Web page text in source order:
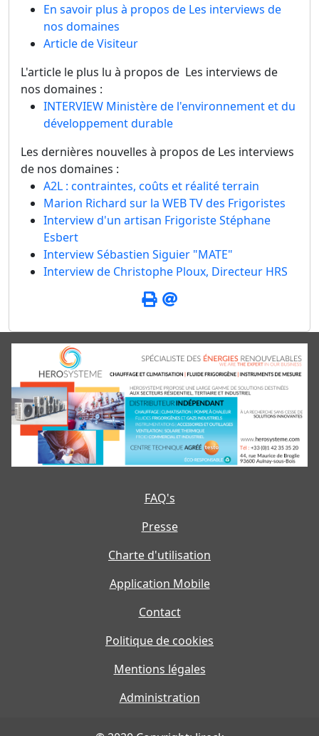
En savoir plus à propos de Les interviews de
nos domaines
Article de Visiteur
L'article le plus lu à propos de Les interviews de
nos domaines :
INTERVIEW Ministère de l'environnement et du
développement durable
Les dernières nouvelles à propos de Les interviews
de nos domaines :
A2L : contraintes, coûts et réalité terrain
Marion Richard sur la WEB TV des Frigoristes
Interview d'un artisan Frigoriste Stéphane
Esbert
Interview Sébastien Siguier "MATE"
Interview de Christophe Ploux, Directeur HRS
FAQ's
Presse
Charte d'utilisation
Application Mobile
Contact
Politique de cookies
Mentions légales
Administration